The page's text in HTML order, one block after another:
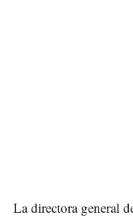
La directora general